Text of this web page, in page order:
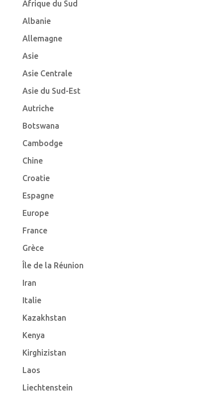
Afrique du Sud
Albanie
Allemagne
Asie
Asie Centrale
Asie du Sud-Est
Autriche
Botswana
Cambodge
Chine
Croatie
Espagne
Europe
France
Grèce
Île de la Réunion
Iran
Italie
Kazakhstan
Kenya
Kirghizistan
Laos
Liechtenstein